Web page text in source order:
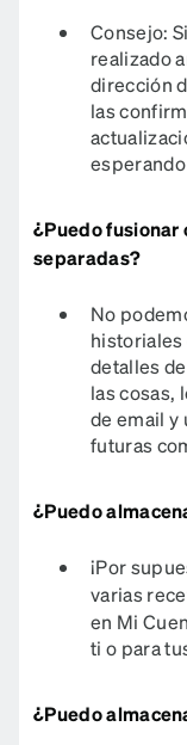
Consejo:
realizado
dirección
las
¿Puedo fusionar
separadas?
No
historiales
detalles
las cosas,
de email y
futuras
¿Puedo
¡Por
varias
en Mi
ti o para
¿Puedo